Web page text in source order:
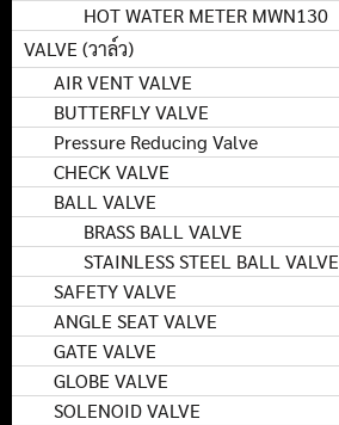
HOT WATER METER MWN130
VALVE (วาล์ว)
AIR VENT VALVE
BUTTERFLY VALVE
Pressure Reducing Valve
CHECK VALVE
BALL VALVE
BRASS BALL VALVE
STAINLESS STEEL BALL VALVE
SAFETY VALVE
ANGLE SEAT VALVE
GATE VALVE
GLOBE VALVE
SOLENOID VALVE